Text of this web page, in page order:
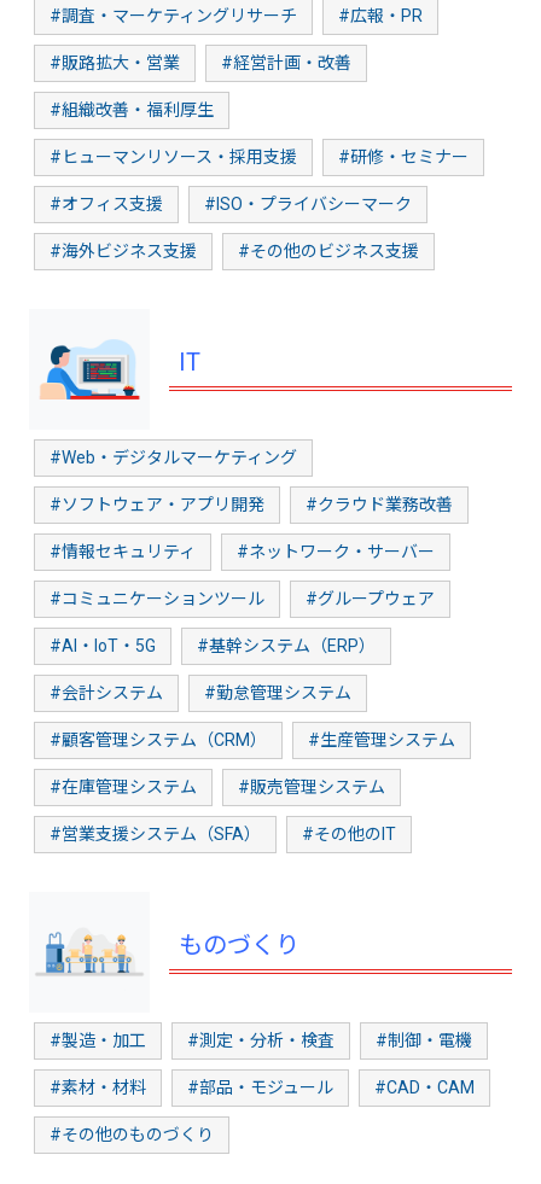
#調査・マーケティングリサーチ #広報・PR
#販路拡大・営業 #経営計画・改善
#組織改善・福利厚生
#ヒューマンリソース・採用支援 #研修・セミナー
#オフィス支援 #ISO・プライバシーマーク
#海外ビジネス支援 #その他のビジネス支援
IT
#Web・デジタルマーケティング
#ソフトウェア・アプリ開発 #クラウド業務改善
#情報セキュリティ #ネットワーク・サーバー
#コミュニケーションツール #グループウェア
#AI・IoT・5G #基幹システム（ERP）
#会計システム #勤怠管理システム
#顧客管理システム（CRM） #生産管理システム
#在庫管理システム #販売管理システム
#営業支援システム（SFA） #その他のIT
ものづくり
#製造・加工 #測定・分析・検査 #制御・電機
#素材・材料 #部品・モジュール #CAD・CAM
#その他のものづくり